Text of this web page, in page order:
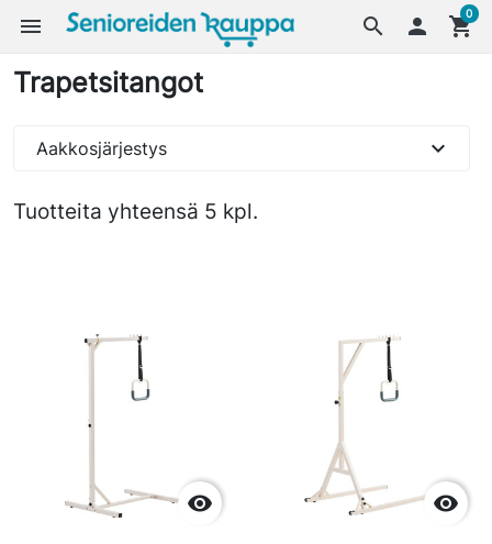
search
menu  shopping_cart
0
Trapetsitangot
Tuotteita yhteensä 5 kpl.
Aakkosjärjestys expand_more
 